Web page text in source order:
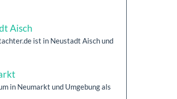
Aisch
ist in Neustadt Aisch und
in Neumarkt und Umgebung als